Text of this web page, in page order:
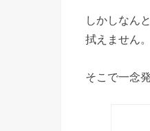
しかしなん
拭えません。
そこで一念